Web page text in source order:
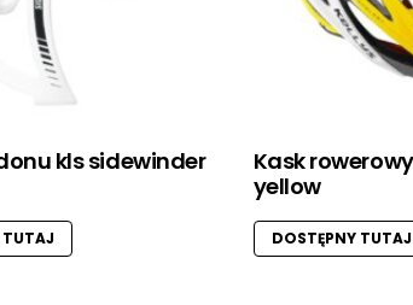
kls sidewinder
TUTAJ
Kask
yellow
DOSTĘPNY TUTAJ